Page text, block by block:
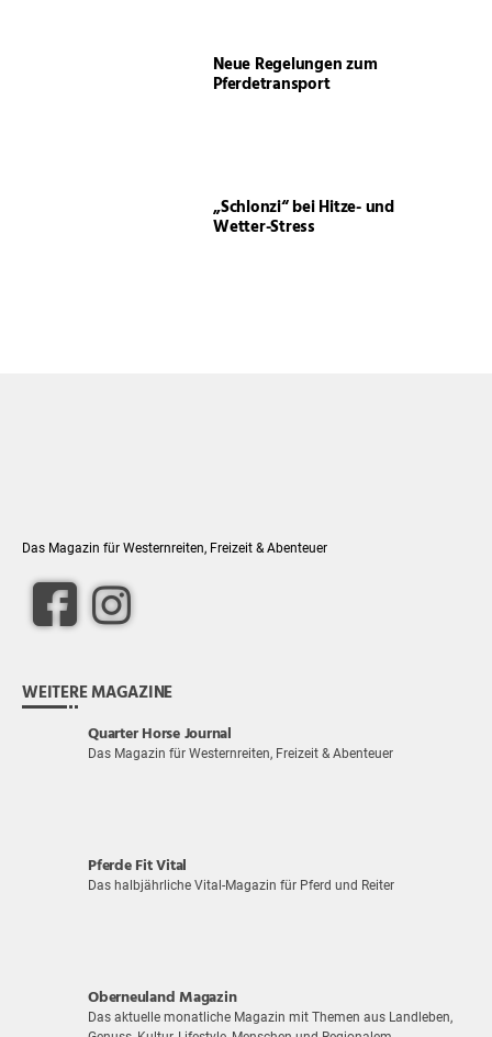
Neue Regelungen zum
Pferdetransport
„Schlonzi“ bei Hitze- und
Wetter-Stress
Das Magazin für Westernreiten, Freizeit & Abenteuer
WEITERE MAGAZINE
Quarter Horse Journal
Das Magazin für Westernreiten, Freizeit & Abenteuer
Pferde Fit Vital
Das halbjährliche Vital-Magazin für Pferd und Reiter
Oberneuland Magazin
Das aktuelle monatliche Magazin mit Themen aus Landleben,